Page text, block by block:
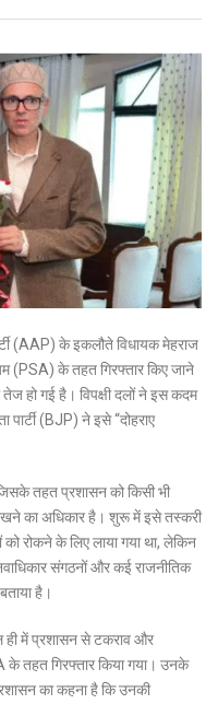
(AAP) के इकलौते विधायक मेहराज
(PSA) के तहत गिरफ्तार किए जाने
हो गई है। विपक्षी दलों ने इस कदम
पार्टी (BJP) ने इसे “दोहराए
तहत प्रशासन को किसी भी
का अधिकार है। शुरू में इसे तस्करी
को रोकने के लिए लाया गया था, लेकिन
संगठनों और कई राजनीतिक
है।
ही में प्रशासन से टकराव और
तहत गिरफ्तार किया गया। उनके
का कहना है कि उनकी